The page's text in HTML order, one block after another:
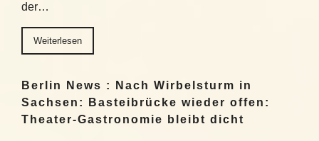
der…
Weiterlesen
Berlin News : Nach Wirbelsturm in
Sachsen: Basteibrücke wieder offen:
Theater-Gastronomie bleibt dicht